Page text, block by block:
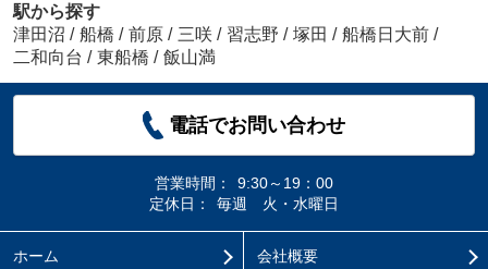
駅から探す
津田沼 / 船橋 / 前原 / 三咲 / 習志野 / 塚田 / 船橋日大前 /
二和向台 / 東船橋 / 飯山満
電話でお問い合わせ
営業時間：
9:30～19：00
定休日：
毎週 火・水曜日
ホーム 会社概要